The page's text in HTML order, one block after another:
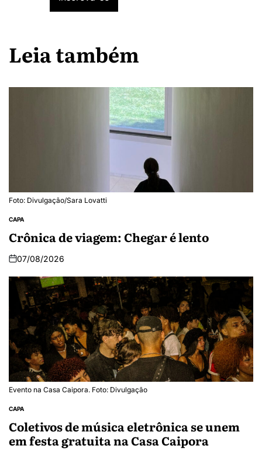
Leia também
Foto: Divulgação/Sara Lovatti
CAPA
Crônica de viagem: Chegar é lento
07/08/2026
Evento na Casa Caipora. Foto: Divulgação
CAPA
Coletivos de música eletrônica se unem
em festa gratuita na Casa Caipora